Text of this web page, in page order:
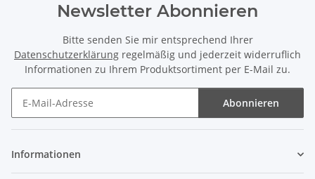
Newsletter Abonnieren
Bitte senden Sie mir entsprechend Ihrer
Datenschutzerklärung regelmäßig und jederzeit widerruflich
Informationen zu Ihrem Produktsortiment per E-Mail zu.
Abonnieren
Informationen